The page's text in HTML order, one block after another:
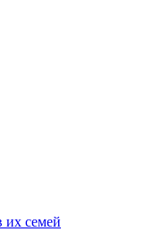
семей